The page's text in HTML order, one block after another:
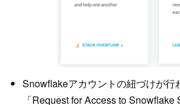
Snowflakeアカウントの紐づけが行
「Request for Access to